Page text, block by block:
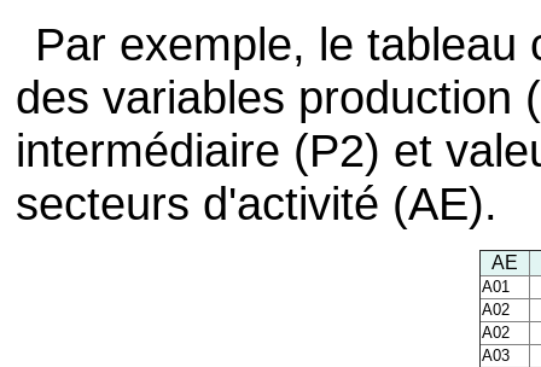
Par exemple, le tableau
des variables production
intermédiaire (P2) et
secteurs d'activité (AE).
AE
A01
A02
A02
A03